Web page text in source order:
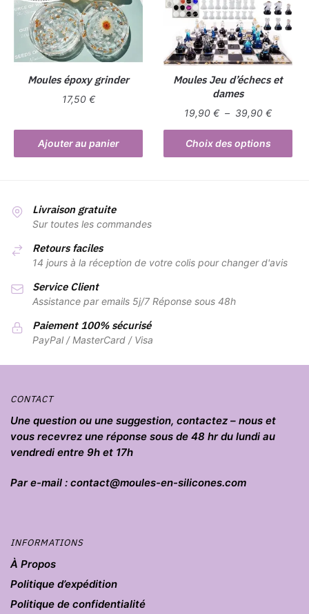
peuvent
être
choisies
sur
la
page
produit
Moules époxy grinder
17,50 €
Ajouter au panier
Moules Jeu d’échecs et
dames
19,90€ – 39,90€Plage
de
19,90 €
Choix des options
Ce
produit
être
sur
Livraison gratuite
Sur toutes les commandes
Retours faciles
14 jours à la réception de votre colis pour changer d'avis
Service Client
Assistance par emails 5j/7 Réponse sous 48h
Paiement 100% sécurisé
PayPal / MasterCard / Visa
CONTACT
Une question ou une suggestion, contactez – nous et
vous recevrez une réponse sous de 48 hr du lundi au
vendredi entre 9h et 17h
Par e-mail : contact@moules-en-silicones.com
INFORMATIONS
À Propos
Politique d’expédition
Politique de confidentialité